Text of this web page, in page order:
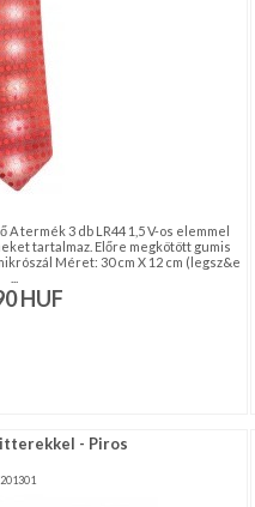
termék 3 db LR44 1,5 V-os elemmel
tartalmaz. Előre megkötött gumis
Méret: 30 cm X 12 cm (legsz&e
HUF
- Piros